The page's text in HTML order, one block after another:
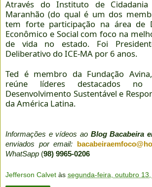
Através do Instituto de Cidadania
Maranhão (do qual é um dos
tem forte participação na área de
Econômico e Social com foco na
de vida no estado. Foi
Deliberativo do ICE-MA por 6 anos.
Ted é membro da Fundação
reúne líderes destacados no
Desenvolvimento Sustentável e
da América Latina.
Informações e vídeos ao Blog Bacabeira
enviados por email:
WhatSapp (98) 9965-0206
Jefferson Calvet às segunda-feira, outubro